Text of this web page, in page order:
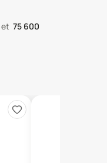
et 75 600